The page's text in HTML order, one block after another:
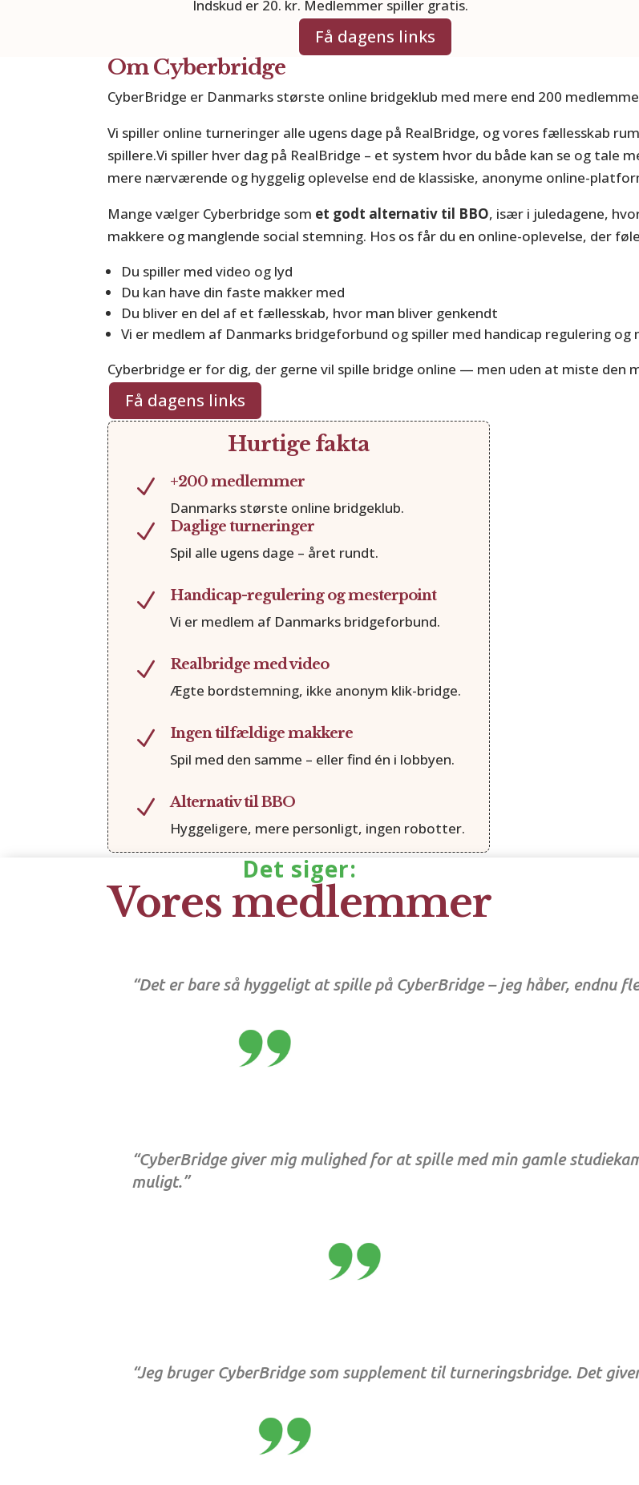
Indskud er 20. kr. Medlemmer spiller gratis.
Få dagens links
Om Cyberbridge
CyberBridge er Danmarks største online bridgeklub med mere end 200
Vi spiller online turneringer alle ugens dage på RealBridge, og vores fællesskab
spillere.Vi spiller hver dag på RealBridge – et system hvor du både kan se og tale
mere nærværende og hyggelig oplevelse end de klassiske, anonyme online-
Mange vælger Cyberbridge som et godt alternativ til BBO, især i juledagene,
makkere og manglende social stemning. Hos os får du en online-oplevelse, der
Du spiller med video og lyd
Du kan have din faste makker med
Du bliver en del af et fællesskab, hvor man bliver genkendt
Vi er medlem af Danmarks bridgeforbund og spiller med handicap regulering
Cyberbridge er for dig, der gerne vil spille bridge online — men uden at miste den
Få dagens links
Hurtige fakta
N
+200 medlemmer
Danmarks største online bridgeklub.
N Daglige turneringer
Spil alle ugens dage – året rundt.
N Handicap-regulering og mesterpoint
Vi er medlem af Danmarks bridgeforbund.
N Realbridge med video
Ægte bordstemning, ikke anonym klik-bridge.
N Ingen tilfældige makkere
Spil med den samme – eller find én i lobbyen.
N Alternativ til BBO
Hyggeligere, mere personligt, ingen robotter.
Det siger:
Vores medlemmer
“Det er bare så hyggeligt at spille på CyberBridge – jeg håber, endnu
“CyberBridge giver mig mulighed for at spille med min gamle
muligt.”
“Jeg bruger CyberBridge som supplement til turneringsbridge. Det